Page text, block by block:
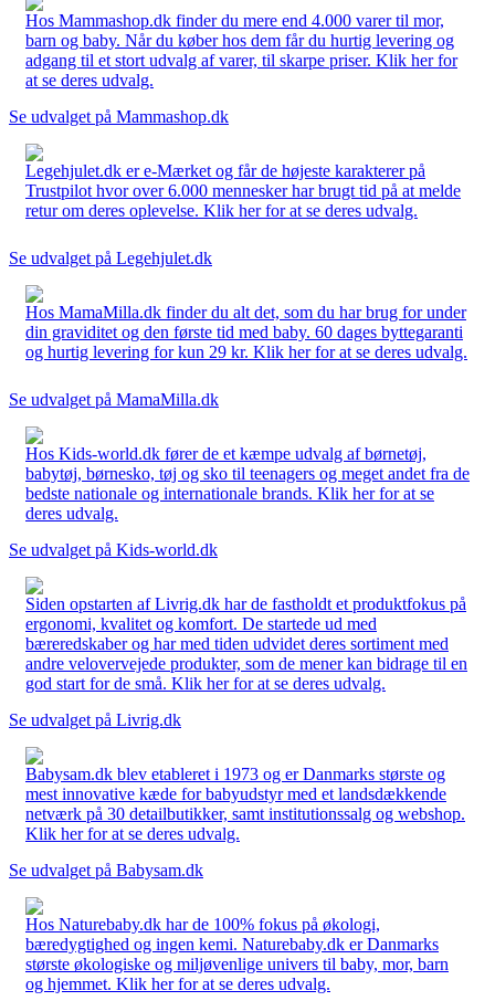
Hos Mammashop.dk finder du mere end 4.000 varer til mor,
barn og baby. Når du køber hos dem får du hurtig levering og
adgang til et stort udvalg af varer, til skarpe priser. Klik her for
at se deres udvalg.
Se udvalget på Mammashop.dk
Legehjulet.dk er e-Mærket og får de højeste karakterer på
Trustpilot hvor over 6.000 mennesker har brugt tid på at melde
retur om deres oplevelse. Klik her for at se deres udvalg.
Se udvalget på Legehjulet.dk
Hos MamaMilla.dk finder du alt det, som du har brug for under
din graviditet og den første tid med baby. 60 dages byttegaranti
og hurtig levering for kun 29 kr. Klik her for at se deres udvalg.
Se udvalget på MamaMilla.dk
Hos Kids-world.dk fører de et kæmpe udvalg af børnetøj,
babytøj, børnesko, tøj og sko til teenagers og meget andet fra de
bedste nationale og internationale brands. Klik her for at se
deres udvalg.
Se udvalget på Kids-world.dk
Siden opstarten af Livrig.dk har de fastholdt et produktfokus på
ergonomi, kvalitet og komfort. De startede ud med
bæreredskaber og har med tiden udvidet deres sortiment med
andre velovervejede produkter, som de mener kan bidrage til en
god start for de små. Klik her for at se deres udvalg.
Se udvalget på Livrig.dk
Babysam.dk blev etableret i 1973 og er Danmarks største og
mest innovative kæde for babyudstyr med et landsdækkende
netværk på 30 detailbutikker, samt institutionssalg og webshop.
Klik her for at se deres udvalg.
Se udvalget på Babysam.dk
Hos Naturebaby.dk har de 100% fokus på økologi,
bæredygtighed og ingen kemi. Naturebaby.dk er Danmarks
største økologiske og miljøvenlige univers til baby, mor, barn
og hjemmet. Klik her for at se deres udvalg.